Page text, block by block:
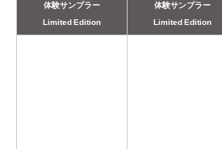
体験サンプラー
Limited Edition
体験サンプラー
Limited Edition